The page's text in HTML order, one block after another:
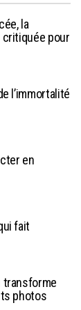
la
pour
l’immortalité
en
fait
transforme
photos